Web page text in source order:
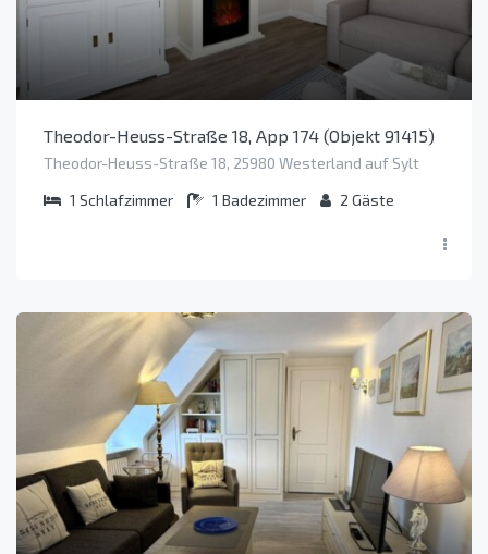
Theodor-Heuss-Straße 18, App 174 (Objekt 91415)
Theodor-Heuss-Straße 18, 25980 Westerland auf Sylt
1 Schlafzimmer 1 Badezimmer 2 Gäste